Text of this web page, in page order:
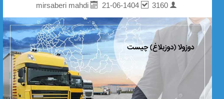
mirsaberi mahdi
21-06-1404 3160